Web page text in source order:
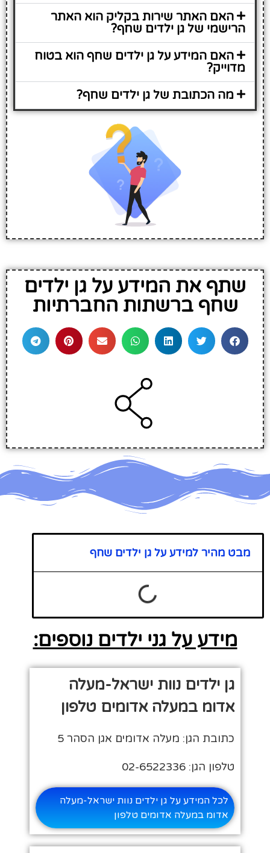
האם האתר שירות בקליק הוא האתר
הרישמי של גן ילדים שחף?
האם המידע על גן ילדים שחף הוא בטוח
מדוייק?
מה הכתובת של גן ילדים שחף?
שתף את המידע על גן ילדים
שחף ברשתות החברתיות
מבט מהיר למידע על גן ילדים שחף
מידע על גני ילדים נוספים:
גן ילדים נוות ישראל-מעלה
אדומ במעלה אדומים טלפון
כתובת הגן: מעלה אדומים אגן הסהר 5
טלפון הגן: 02-6522336
לכל המידע על גן ילדים נוות ישראל-מעלה
אדומ במעלה אדומים טלפון